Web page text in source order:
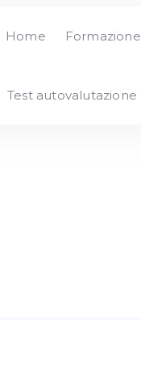
Home Formazione
Test autovalutazione